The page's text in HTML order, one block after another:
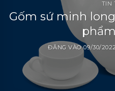
TIN
Gốm sứ minh
ĐĂNG VÀO09/30/